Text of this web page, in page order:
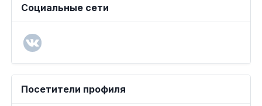
Социальные сети
Посетители профиля